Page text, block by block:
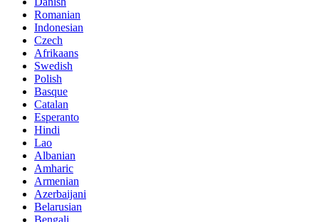
Romanian
Indonesian
Czech
Afrikaans
Swedish
Polish
Basque
Catalan
Esperanto
Hindi
Lao
Albanian
Amharic
Armenian
Azerbaijani
Belarusian
Bengali